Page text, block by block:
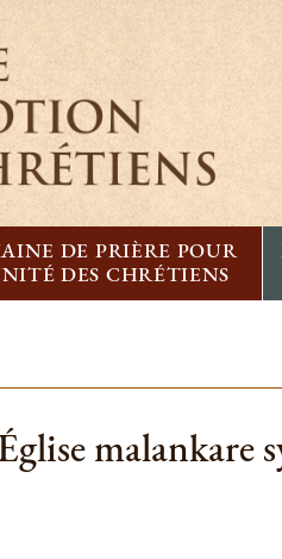
DE PRIÈRE POUR
DES CHRÉTIENS
malankare